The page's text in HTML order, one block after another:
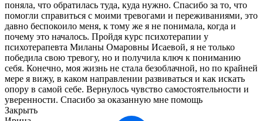
поняла, что обратилась туда, куда нужно. Спасибо за то, что
помогли справиться с моими тревогами и переживаниями, это
давно беспокоило меня, к тому же я не понимала, когда и
почему это началось. Пройдя курс психотерапии у
психотерапевта Миланы Омаровны Исаевой, я не только
победила свою тревогу, но и получила ключ к пониманию
себя. Конечно, моя жизнь не стала безоблачной, но по крайней
мере я вижу, в каком направлении развиваться и как искать
опору в самой себе. Вернулось чувство самостоятельности и
уверенности. Спасибо за оказанную мне помощь
Закрыть